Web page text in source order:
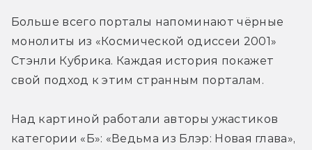
Больше всего порталы напоминают чёрные
монолиты из «Космической одиссеи 2001»
Стэнли Кубрика. Каждая история покажет
свой подход к этим странным порталам.
Над картиной работали авторы ужастиков
категории «Б»: «Ведьма из Блэр: Новая глава»,